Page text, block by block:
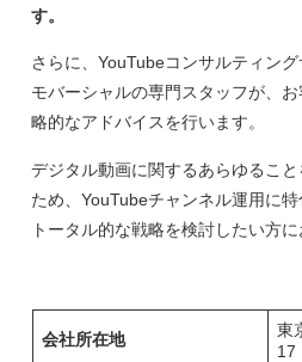
す。
さらに、YouTubeコンサルティング
モバーシャルの専門スタッフが、
略的なアドバイスを行います。
デジタル動画に関するあらゆるこ
ため、YouTubeチャンネル運用に特
トータル的な戦略を検討したい方に
会社所在地
東
17